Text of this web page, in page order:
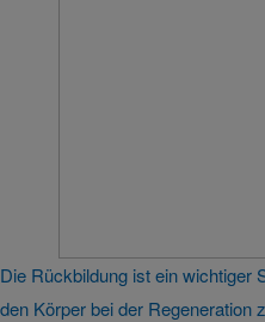
Die Rückbildung ist ein wichtiger
den Körper bei der Regeneration